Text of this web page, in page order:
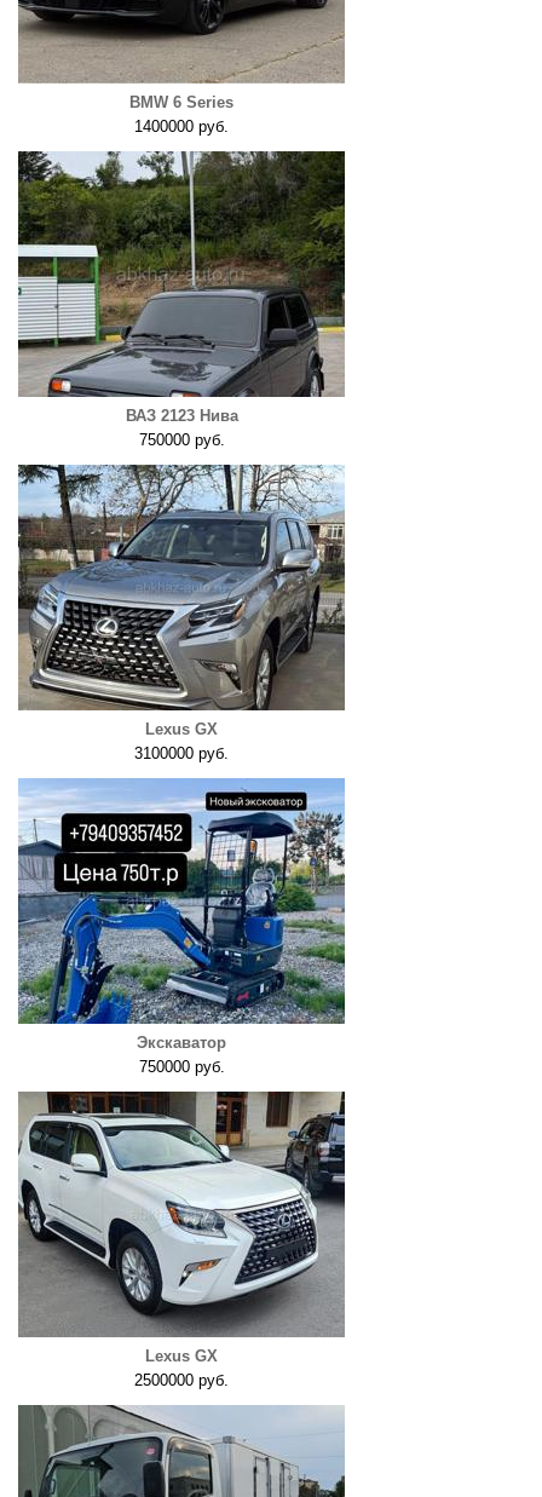
BMW 6 Series
1400000 руб.
ВАЗ 2123 Нива
750000 руб.
Lexus GX
3100000 руб.
Экскаватор
750000 руб.
Lexus GX
2500000 руб.